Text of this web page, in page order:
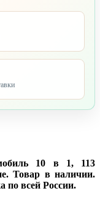
10 в 1, 113
Товар в наличии.
по всей России.